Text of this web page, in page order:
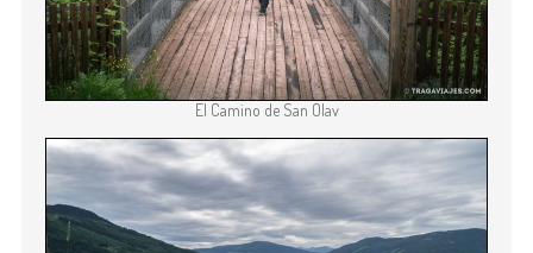
El Camino de San Olav